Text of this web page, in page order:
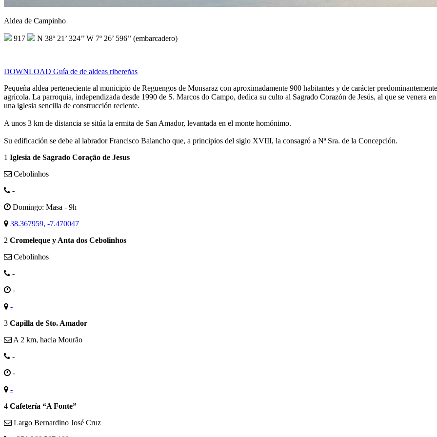
Aldea de Campinho
917 N 38º 21’ 324’’ W 7º 26’ 596’’ (embarcadero)
DOWNLOAD Guía de de aldeas ribereñas
Pequeña aldea perteneciente al municipio de Reguengos de Monsaraz con aproximadamente 900 habitantes y de carácter predominantemente
agrícola. La parroquia, independizada desde 1990 de S. Marcos do Campo, dedica su culto al Sagrado Corazón de Jesús, al que se venera en
una iglesia sencilla de construcción reciente.
A unos 3 km de distancia se sitúa la ermita de San Amador, levantada en el monte homónimo.
Su edificación se debe al labrador Francisco Balancho que, a principios del siglo XVIII, la consagró a Nª Sra. de la Concepción.
1 Iglesia de Sagrado Coração de Jesus
Cebolinhos
-
Domingo: Masa - 9h
38.367959, -7.470047
2 Cromeleque y Anta dos Cebolinhos
Cebolinhos
-
-
-
3 Capilla de Sto. Amador
A 2 km, hacia Mourão
-
-
-
4 Cafetería “A Fonte”
Largo Bernardino José Cruz